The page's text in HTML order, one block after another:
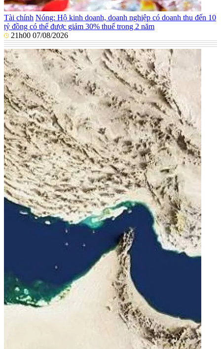
Tài chính Nóng: Hộ kinh doanh, doanh nghiệp có doanh thu đến 10
tỷ đồng có thể được giảm 30% thuế trong 2 năm
21h00 07/08/2026